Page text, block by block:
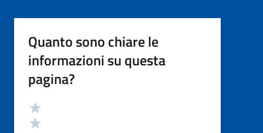
Quanto sono chiare le
informazioni su questa
pagina?
Valutazione